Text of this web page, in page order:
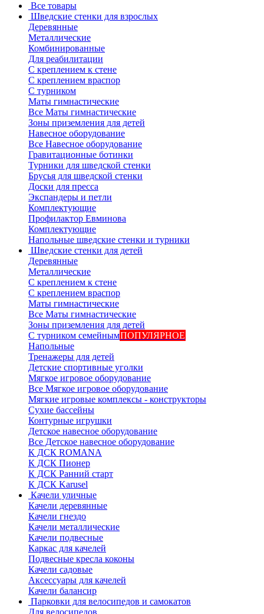
Все товары
Шведские стенки для взрослых
Деревянные
Металлические
Комбинированные
Для реабилитации
С креплением к стене
С креплением враспор
С турником
Маты гимнастические
Все Маты гимнастические
Зоны приземления для детей
Навесное оборудование
Все Навесное оборудование
Гравитационные ботинки
Турники для шведской стенки
Брусья для шведской стенки
Доски для пресса
Экспандеры и петли
Комплектующие
Профилактор Евминова
Комплектующие
Напольные шведские стенки и турники
Шведские стенки для детей
Деревянные
Металлические
С креплением к стене
С креплением враспор
Маты гимнастические
Все Маты гимнастические
Зоны приземления для детей
С турником семейнымПОПУЛЯРНОЕ
Напольные
Тренажеры для детей
Детские спортивные уголки
Мягкое игровое оборудование
Все Мягкое игровое оборудование
Мягкие игровые комплексы - конструкторы
Сухие бассейны
Контурные игрушки
Детское навесное оборудование
Все Детское навесное оборудование
К ДСК ROMANA
К ДСК Пионер
К ДСК Ранний старт
К ДСК Karusel
Качели уличные
Качели деревянные
Качели гнездо
Качели металлические
Качели подвесные
Каркас для качелей
Подвесные кресла коконы
Качели садовые
Аксессуары для качелей
Качели балансир
Парковки для велосипедов и самокатов
Для велосипедов